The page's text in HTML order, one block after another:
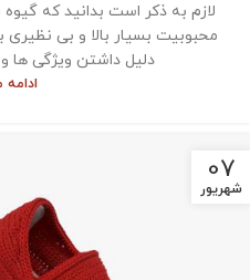
لازم به ذکر است بدانید که گیوه
محبوبیت بسیار بالا و بی
دلیل داشتن ویژگی
07
شهریور